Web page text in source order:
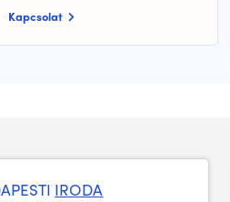
Kapcsolat
IRODA